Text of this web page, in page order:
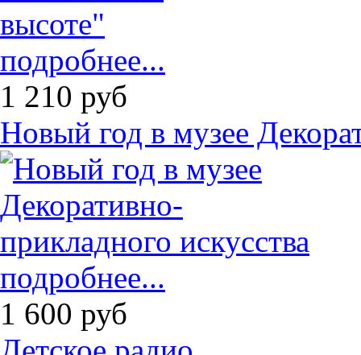
подробнее...
1 210 руб
Новый год в музее
подробнее...
1 600 руб